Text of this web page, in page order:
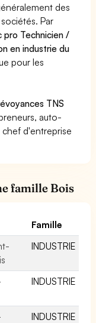
des
Par
pro Technicien /
en industrie du
pour les
TNS
auto-
d'entreprise
famille Bois
Famille
INDUSTRIE
INDUSTRIE
INDUSTRIE